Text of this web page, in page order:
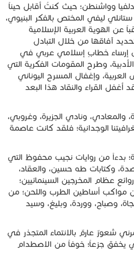
وواشنطن؛ حيث كنتُ أقابل حيناً
ليفي المختص بالفكر البنيوي،
الهوية العربية الإسلامية
آفاقها من خلال التبادل
إرساء خطابٍ إسلامي عربي في
وطرح المقومات الفكرية التي
وإغفال المسرح اليوناني
القراء والنقاد هذا البعد
والمعادي، ونادي الجزيرة، وغروبي،
الوجدانية؛ فلقد كانت عاصمة
بدءاً من روايات نجيب محفوظ التي
وكتابات طه حسين، والعقاد،
عظام المخرجين السينمائيين؛
مواكب أساطين الطرب واللحن؛ من
وصباح، ووردة، وبليغ، وسيد
شعورٌ عارمٌ بالانتماء المتجذر في
يخفق جزعاً؛ خوفاً من الاصطدام